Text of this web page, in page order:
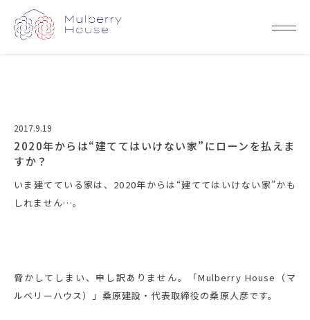
2017.9.19
2020年からは“建ててはいけない家”にローンを払えま
すか？
いま建てている家は、2020年からは“建ててはいけない家”かも
しれません…。
脅かしてしまい、申し訳ありません。「Mulberry House（マ
ルベリーハウス）」桑原建設・代表取締役の桑原人彦です。